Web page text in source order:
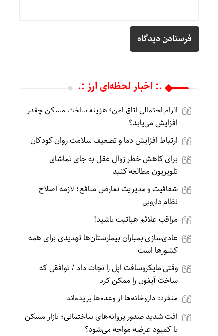
.: اخبار لحظه‌ای ارز :.
الزام احتمالی اتاق امن؛ هزینه ساخت مسکن چقدر
افزایش می‌یابد؟
ارتباط افزایش دما و تضعیف سلامت روان کودکان
برای کاهش خطر زوال عقل به جای تماشای
تلویزیون مطالعه کنید
شفافیت و مدیریت تعارض منافع؛ لازمه اصلاح
نظام دارویی
مراقب علائم هپاتیت باشید!
عادی‌سازی بمباران بیمارستان‌ها تهدیدی برای همه
کشورها است
وقتی مایکروسافت اپل را نجات داد / توافقی که
ساخت آیفون را ممکن کرد
منفرد: داروخانه‌ها از وعده‌ها بریده‌اند
افت شدید صدور پروانه‌های ساختمانی؛ بازار مسکن
با کمبود عرضه مواجه می‌شود؟